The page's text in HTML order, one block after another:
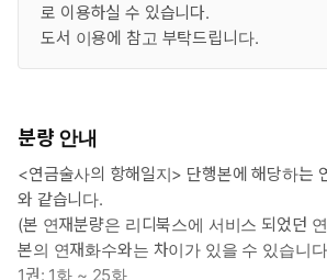
로 이용하실 수 있습니다.
도서 이용에 참고 부탁드립니다.
분량 안내
<연금술사의 항해일지> 단행본에 해당하는
와 같습니다.
(본 연재분량은 리디북스에 서비스 되었던
본의 연재화수와는 차이가 있을 수 있습니
1권: 1화 ~ 25화